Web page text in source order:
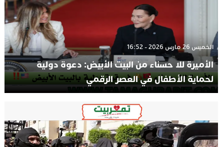
الخميس 26 مارس 2026 - 16:52
الأميرة للا حسناء من البيت الأبيض: دعوة دولية
لحماية الأطفال في العصر الرقمي